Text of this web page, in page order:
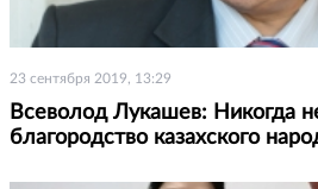
23 сентября 2019, 13:29
Всеволод Лукашев: Никогда
благородство казахского